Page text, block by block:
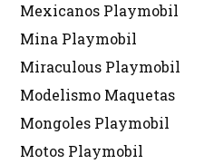
Mexicanos Playmobil
Mina Playmobil
Miraculous Playmobil
Modelismo Maquetas
Mongoles Playmobil
Motos Playmobil